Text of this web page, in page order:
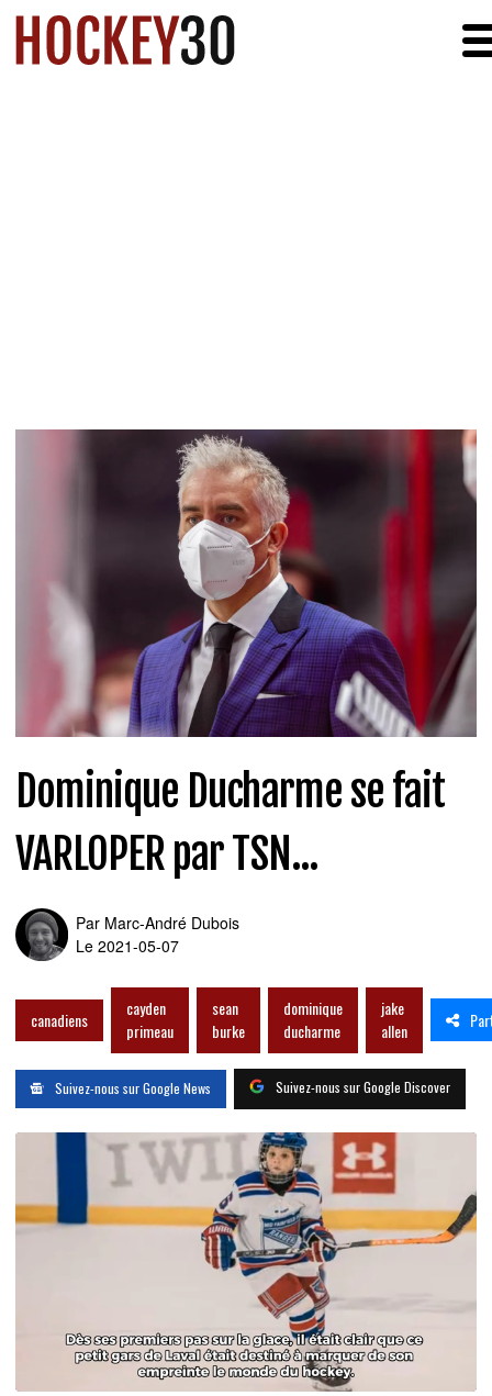
Dominique Ducharme se fait
VARLOPER par TSN...
Par Marc-André Dubois
Le 2021-05-07
canadiens
cayden
primeau
sean
burke
dominique
ducharme
jake
allen
Suivez-nous sur Google News Suivez-nous sur Google Discover